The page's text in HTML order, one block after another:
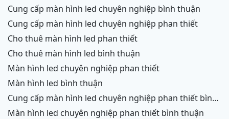
cung cấp màn hình led chuyên nghiệp bình thuận
cung cấp màn hình led chuyên nghiệp phan thiết
cho thuê màn hình led phan thiết
cho thuê màn hình led bình thuận
màn hình led chuyên nghiệp phan thiết
màn hình led bình thuận
cung cấp màn hình led chuyên nghiệp phan thiết bình
thuận
màn hình led chuyên nghiệp phan thiết bình thuận